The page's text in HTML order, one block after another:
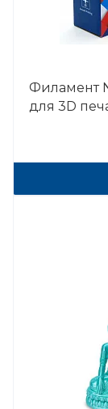
Филамент
для 3D